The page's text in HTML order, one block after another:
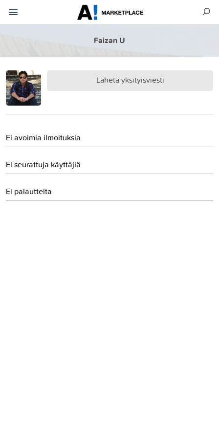
Faizan U
Lähetä yksityisviesti
Ei avoimia ilmoituksia
Ei seurattuja käyttäjiä
Ei palautteita